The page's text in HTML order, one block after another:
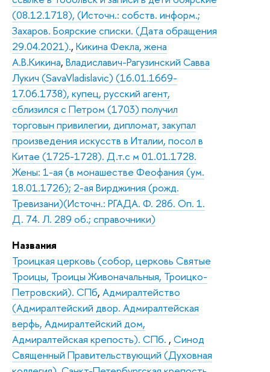
(08.12.1718), (Источн.: собств. информ.;
Захаров. Боярские списки. (Дата обращения
29.04.2021)., Кикина Фекла, жена
А.В.Кикина, Владиславич-Рагузинский Савва
Лукич (SavaVladislavic) (16.01.1669-
17.06.1738), купец, русский агент,
сблизился с Петром (1703) получил
торговын привилегии, дипломат, закупал
произведения искусств в Италии, посол в
Китае (1725-1728). Д.т.с м 01.01.1728.
Жены: 1-ая (в монашестве Феофания (ум.
18.01.1726); 2-ая Вирджиния (рожд.
Тревизани)(Источн.: РГАДА. Ф. 286. Оп. 1.
Д. 74. Л. 289 об.; справочники)
Названия
Троицкая церковь (собор, церковь Святые
Троицы, Троицы Живоначальныя, Троицко-
Петровский). СПб, Адмиралтейство
(Адмиралтейский двор. Адмиралтейская
верфь, Адмиралтейский дом,
Адмиралтейская крепость). СПб. , Синод
Священный Правительствующий (Духовная